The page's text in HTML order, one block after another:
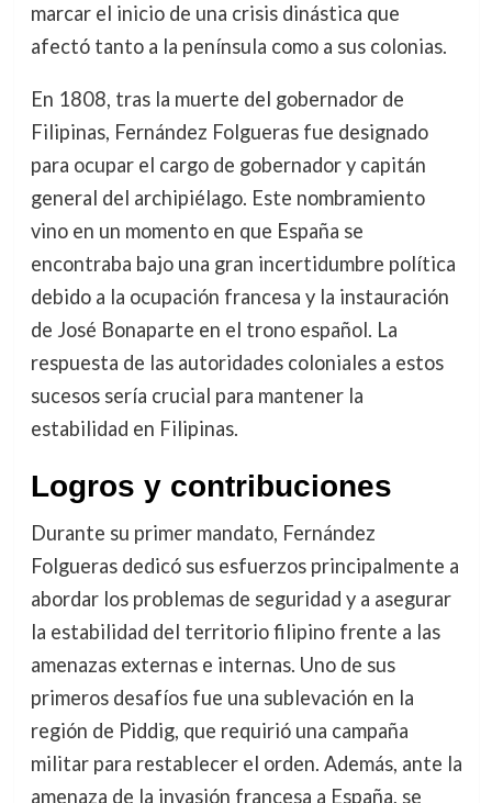
marcar el inicio de una crisis dinástica que
afectó tanto a la península como a sus colonias.
En 1808, tras la muerte del gobernador de
Filipinas, Fernández Folgueras fue designado
para ocupar el cargo de gobernador y capitán
general del archipiélago. Este nombramiento
vino en un momento en que España se
encontraba bajo una gran incertidumbre política
debido a la ocupación francesa y la instauración
de José Bonaparte en el trono español. La
respuesta de las autoridades coloniales a estos
sucesos sería crucial para mantener la
estabilidad en Filipinas.
Logros y contribuciones
Durante su primer mandato, Fernández
Folgueras dedicó sus esfuerzos principalmente a
abordar los problemas de seguridad y a asegurar
la estabilidad del territorio filipino frente a las
amenazas externas e internas. Uno de sus
primeros desafíos fue una sublevación en la
región de Piddig, que requirió una campaña
militar para restablecer el orden. Además, ante la
amenaza de la invasión francesa a España, se